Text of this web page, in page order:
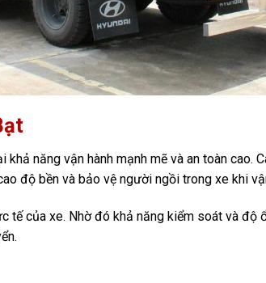
năng vận hành mạnh mẽ và an toàn cao.
độ bền và bảo vệ người ngồi trong xe khi
tế của xe. Nhờ đó khả năng kiểm soát và